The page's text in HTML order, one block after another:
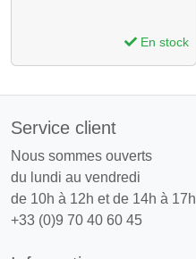
En stock
Service client
Nous sommes ouverts
du lundi au vendredi
de 10h à 12h et de 14h à 17h
+33 (0)9 70 40 60 45